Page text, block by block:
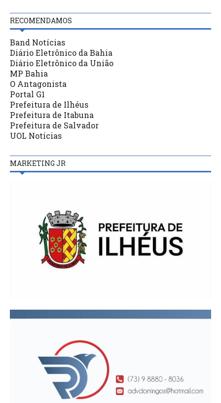
RECOMENDAMOS
Band Notícias
Diário Eletrônico da Bahia
Diário Eletrônico da União
MP Bahia
O Antagonista
Portal G1
Prefeitura de Ilhéus
Prefeitura de Itabuna
Prefeitura de Salvador
UOL Notícias
MARKETING JR